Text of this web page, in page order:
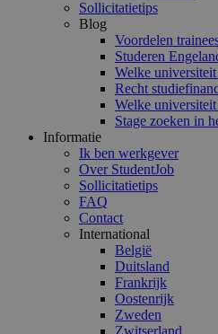
Sollicitatietips
Blog
Voordelen
Studeren
Welke
Recht
Welke
Stage zoeken in
Informatie
Ik ben werkgever
Over StudentJob
Sollicitatietips
FAQ
Contact
International
België
Duitsland
Frankrijk
Oostenrijk
Zweden
Zwitserland